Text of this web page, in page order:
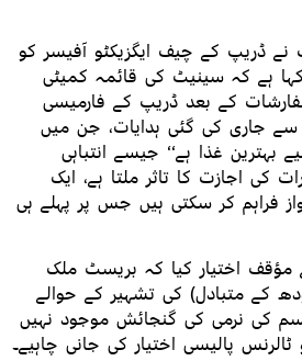
ڈریپ کے چیف ایگزیکٹو آفیسر کو
ہے کہ سینیٹ کی قائمہ کمیٹی
کے بعد ڈریپ کے فارمیسی
جاری کی گئی ہدایات، جن میں
بہترین غذا ہے‘‘ جیسے انتباہی
کی اجازت کا تاثر ملتا ہے، ایک
فراہم کر سکتی ہیں جس پر پہلے ہی
اختیار کیا کہ بریسٹ ملک
کے متبادل) کی تشہیر کے حوالے
کی نرمی کی گنجائش موجود نہیں
پالیسی اختیار کی جانی چاہیے۔